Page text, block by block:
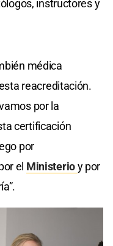
instructores y
médica
reacreditación.
por la
certificación
por
el Ministerioy por